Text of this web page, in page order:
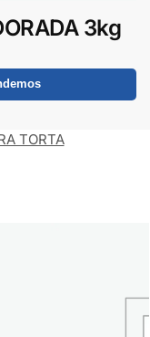
3kg
TORTA